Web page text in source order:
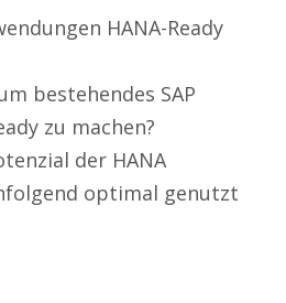
HANA-Ready
bestehendes SAP
zu machen?
der HANA
optimal genutzt